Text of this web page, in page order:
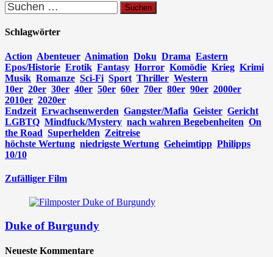
Suchen
nach:
Schlagwörter
Action Abenteuer Animation Doku Drama Eastern
Epos/Historie Erotik Fantasy Horror Komödie Krieg Krimi
Musik Romanze Sci-Fi Sport Thriller Western
10er 20er 30er 40er 50er 60er 70er 80er 90er 2000er
2010er 2020er
Endzeit Erwachsenwerden Gangster/Mafia Geister Gericht
LGBTQ Mindfuck/Mystery nach wahren Begebenheiten On
the Road Superhelden Zeitreise
höchste Wertung niedrigste Wertung Geheimtipp Philipps
10/10
Zufälliger Film
Duke of Burgundy
Neueste Kommentare